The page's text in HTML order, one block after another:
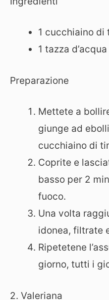
1 cucchiaino di
1 tazza
Preparazione
Mettete a
giunge ad
cucchiaino di
Coprite e
basso per 2
fuoco.
Una volta
idonea, filtrate
Ripetetene
giorno, tutti i
2. Valeriana